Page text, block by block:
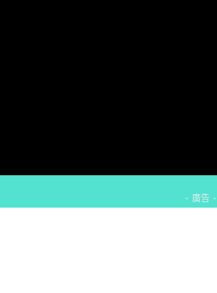
- 廣告 -